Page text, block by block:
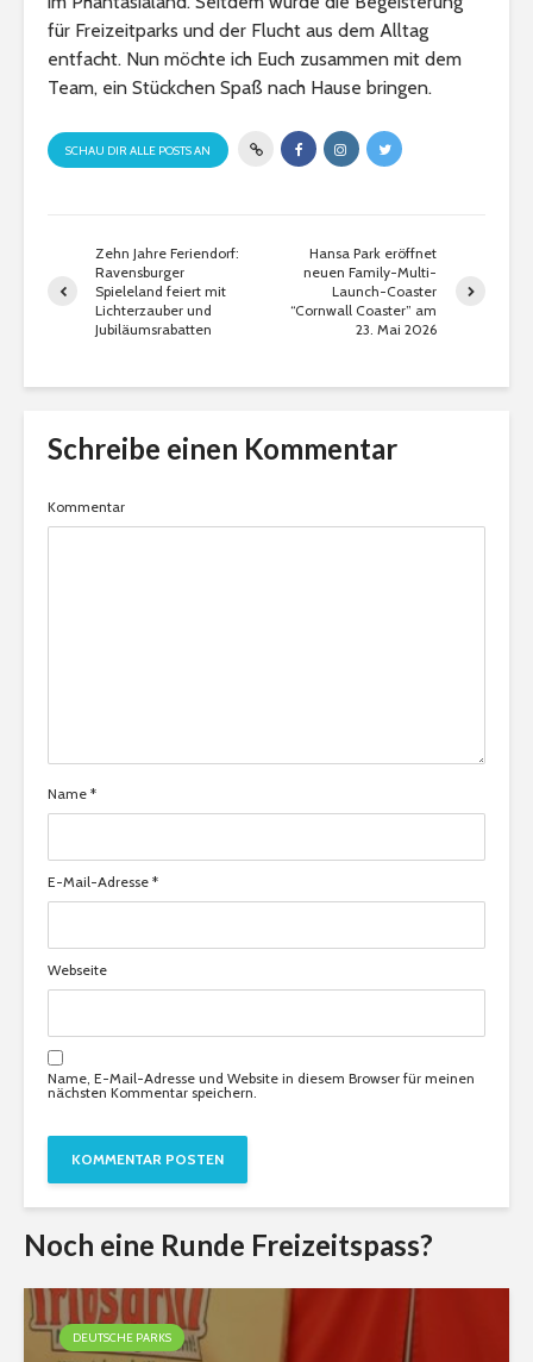
für Freizeitparks und der Flucht aus dem Alltag
entfacht. Nun möchte ich Euch zusammen mit dem
Team, ein Stückchen Spaß nach Hause bringen.
SCHAU DIR ALLE POSTS AN
Zehn Jahre Feriendorf:
Ravensburger
Spieleland feiert mit
Lichterzauber und
Jubiläumsrabatten
Hansa Park eröffnet
neuen Family-Multi-
Launch-Coaster
“Cornwall Coaster” am
23. Mai 2026
Schreibe einen Kommentar
Kommentar
Name *
E-Mail-Adresse *
Webseite
Name, E-Mail-Adresse und Website in diesem Browser für meinen
nächsten Kommentar speichern.
Noch eine Runde Freizeitspass?
DEUTSCHE PARKS